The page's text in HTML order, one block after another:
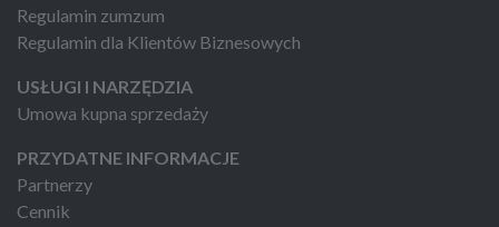
Regulamin zumzum
Regulamin dla Klientów Biznesowych
USŁUGI I NARZĘDZIA
Umowa kupna sprzedaży
PRZYDATNE INFORMACJE
Partnerzy
Cennik